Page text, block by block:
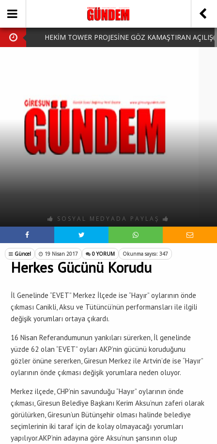
HEKİM TOWER PROJESİNE GÖZ KAMAŞTIRAN AÇILIŞ
HARUN CİCİ: VİDEOYU GÖRÜNCE GÖZLERİM DOLDU
SOSYAL MEDYADA PAYLAŞ
Güncel 19 Nisan 2017 0 YORUM Okunma sayısı: 347
Herkes Gücünü Korudu
İl Genelinde “EVET” Merkez İlçede ise “Hayır” oylarının önde
çıkması Canikli, Aksu ve Tütüncü’nün performansları ile ilgili
değişik yorumları ortaya çıkardı.
16 Nisan Referandumunun yankıları sürerken, İl genelinde
yüzde 62 olan “EVET” oyları AKP’nin gücünü koruduğunu
gözler önüne sererken, Giresun Merkez ile Artvin’de ise “Hayır”
oylarının önde çıkması değişik yorumlara neden oluyor.
Merkez ilçede, CHP’nin savunduğu “Hayır” oylarının önde
çıkması, Giresun Belediye Başkanı Kerim Aksu’nun zaferi olarak
görülürken, Giresun’un Bütünşehir olması halinde belediye
seçimlerinin iki taraf için de kolay olmayacağı yorumları
yapılıyor.AKP’nin adayına göre Aksu’nun şansının olup